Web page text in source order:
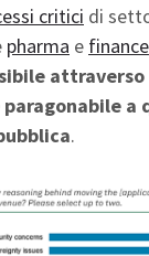
critici di
pharma e finance
a
.